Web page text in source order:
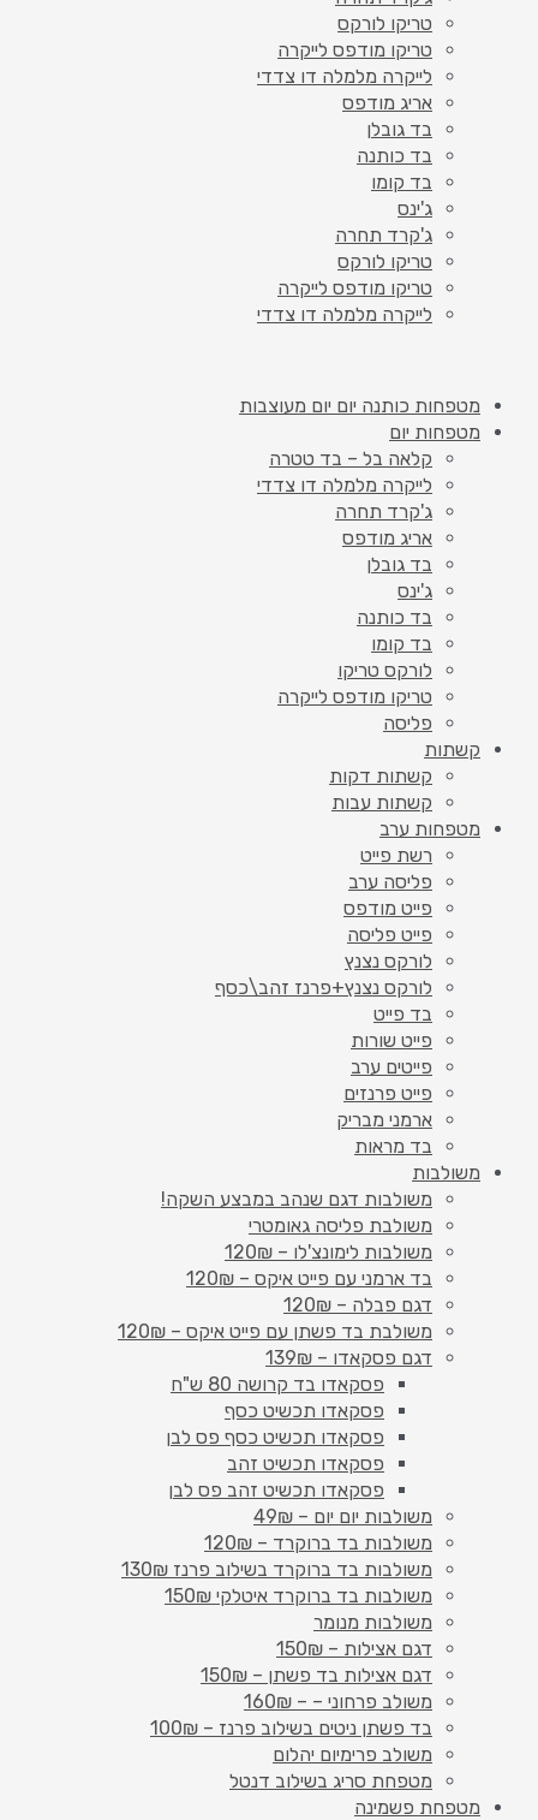
טריקו לורקס
טריקו מודפס לייקרה
לייקרה מלמלה דו צדדי
אריג מודפס
בד גובלן
בד כותנה
בד קומו
ג'ינס
ג'קרד תחרה
טריקו לורקס
טריקו מודפס לייקרה
לייקרה מלמלה דו צדדי
מטפחות כותנה יום יום מעוצבות
מטפחות יום
קלאה בל – בד טטרה
לייקרה מלמלה דו צדדי
ג'קרד תחרה
אריג מודפס
בד גובלן
ג'ינס
בד כותנה
בד קומו
לורקס טריקו
טריקו מודפס לייקרה
פליסה
קשתות
קשתות דקות
קשתות עבות
מטפחות ערב
רשת פייט
פליסה ערב
פייט מודפס
פייט פליסה
לורקס נצנץ
לורקס נצנץ+פרנז זהב\כסף
בד פייט
פייט שורות
פייטים ערב
פייט פרנזים
ארמני מבריק
בד מראות
משולבות
משולבות דגם שנהב במבצע השקה!
משולבת פליסה גאומטרי
משולבות לימונצ'לו – 120₪
בד ארמני עם פייט איקס – 120₪
דגם פבלה – 120₪
משולבת בד פשתן עם פייט איקס – 120₪
דגם פסקאדו – 139₪
פסקאדו בד קרושה 80 ש"ח
פסקאדו תכשיט כסף
פסקאדו תכשיט כסף פס לבן
פסקאדו תכשיט זהב
פסקאדו תכשיט זהב פס לבן
משולבות יום יום – 49₪
משולבות בד ברוקרד – 120₪
משולבות בד ברוקרד בשילוב פרנז 130₪
משולבות בד ברוקרד איטלקי 150₪
משולבות מנומר
דגם אצילות – 150₪
דגם אצילות בד פשתן – 150₪
משולב פרחוני – – 160₪
בד פשתן ניטים בשילוב פרנז – 100₪
משולב פרימיום יהלום
מטפחת סריג בשילוב דנטל
מטפחת פשמינה